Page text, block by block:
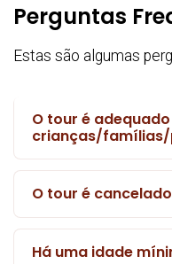
Perguntas
Estas são algumas
O tour é
crianças/famílias/
O tour é
Há uma idade